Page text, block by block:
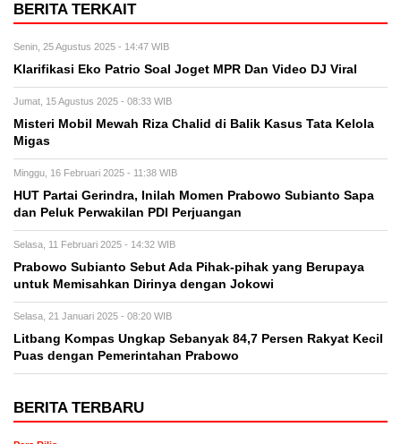
BERITA TERKAIT
Senin, 25 Agustus 2025 - 14:47 WIB
Klarifikasi Eko Patrio Soal Joget MPR Dan Video DJ Viral
Jumat, 15 Agustus 2025 - 08:33 WIB
Misteri Mobil Mewah Riza Chalid di Balik Kasus Tata Kelola
Migas
Minggu, 16 Februari 2025 - 11:38 WIB
HUT Partai Gerindra, Inilah Momen Prabowo Subianto Sapa
dan Peluk Perwakilan PDI Perjuangan
Selasa, 11 Februari 2025 - 14:32 WIB
Prabowo Subianto Sebut Ada Pihak-pihak yang Berupaya
untuk Memisahkan Dirinya dengan Jokowi
Selasa, 21 Januari 2025 - 08:20 WIB
Litbang Kompas Ungkap Sebanyak 84,7 Persen Rakyat Kecil
Puas dengan Pemerintahan Prabowo
BERITA TERBARU